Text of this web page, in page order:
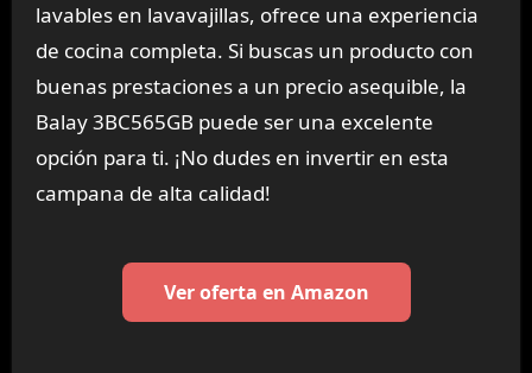
lavables en lavavajillas, ofrece una experiencia
de cocina completa. Si buscas un producto con
buenas prestaciones a un precio asequible, la
Balay 3BC565GB puede ser una excelente
opción para ti. ¡No dudes en invertir en esta
campana de alta calidad!
Ver oferta en Amazon